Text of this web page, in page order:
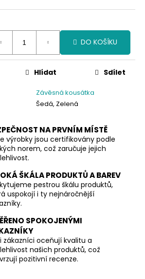
DO KOŠÍKU
Závěsná kousátka
Šedá, Zelená
Hlídat Sdílet
NA PRVNÍM MÍSTĚ
výrobky jsou certifikovány podle
norem, což zaručuje jejich
ŠKÁLA PRODUKTŮ A BAREV
pestrou škálu produktů,
uspokojí i ty nejnáročnější
SPOKOJENÝMI
zákazníci oceňují kvalitu a
našich produktů, což
pozitivní recenze.